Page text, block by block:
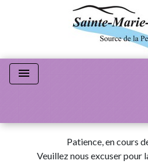
menu
Patience, en cours
Veuillez nous excuser pour